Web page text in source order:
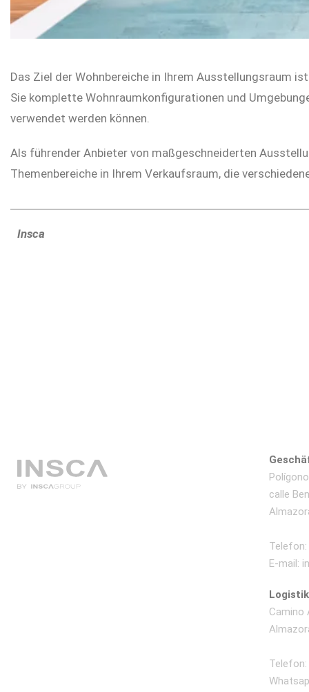
Das Ziel der Wohnbereiche in Ihrem Ausstellungsraum
Sie komplette Wohnraumkonfigurationen und
verwendet werden können.
Als führender Anbieter von maßgeschneiderten
Themenbereiche in Ihrem Verkaufsraum, die
Insca
calle
Telefon:
E-mail:
Camino
Telefon: